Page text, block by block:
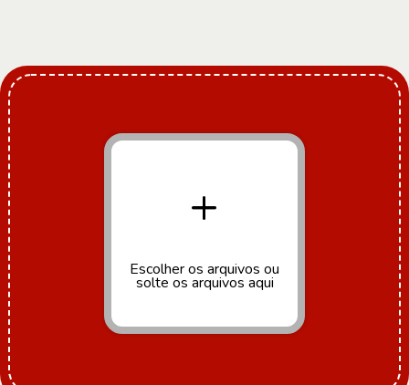
+
Escolher os arquivos ou
solte os arquivos aqui